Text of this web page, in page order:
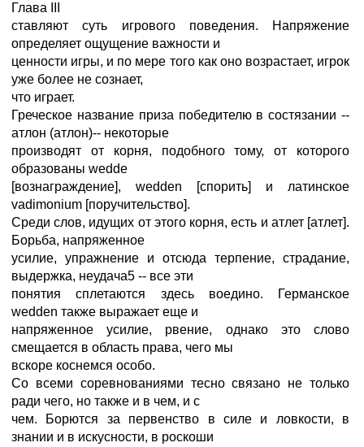
Глава III
ставляют суть игрового поведения. Напряжение
определяет ощущение важности и
ценности игры, и по мере того как оно возрастает, игрок
уже более не сознает,
что играет.
Греческое название приза победителю в состязании --
атлон (атлон)-- некоторые
производят от корня, подобного тому, от которого
образованы wedde
[вознаграждение], wedden [спорить] и латинское
vadimonium [поручительство].
Среди слов, идущих от этого корня, есть и атлет [атлет].
Борьба, напряженное
усилие, упражнение и отсюда терпение, страдание,
выдержка, неудача5 -- все эти
понятия сплетаются здесь воедино. Германское
wedden также выражает еще и
напряженное усилие, рвение, однако это слово
смещается в область права, чего мы
вскоре коснемся особо.
Со всеми соревнованиями тесно связано не только
ради чего, но также и в чем, и с
чем. Борются за первенство в силе и ловкости, в
знании и в искусности, в роскоши